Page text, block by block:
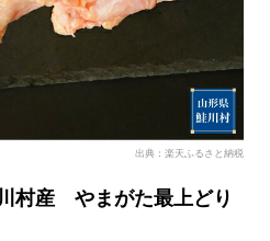
出典：楽天ふるさと納税
村産 やまがた最上どり